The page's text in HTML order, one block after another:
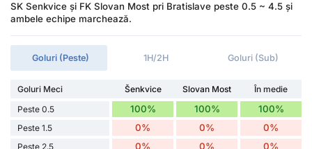
SK Senkvice și FK Slovan Most pri Bratislave peste 0.5 ~ 4.5 și
ambele echipe marchează.
Goluri (Peste) 1H/2H Goluri (Sub)
Goluri Meci Šenkvice Slovan Most
În medie
Peste 0.5
100% 100% 100%
Peste 1.5 0% 0% 0%
Peste 2.5 0% 0% 0%